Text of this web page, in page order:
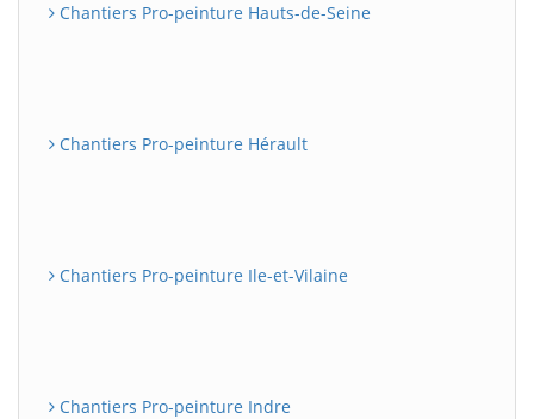
Chantiers Pro-peinture Hauts-de-Seine
Chantiers Pro-peinture Hérault
Chantiers Pro-peinture Ile-et-Vilaine
Chantiers Pro-peinture Indre